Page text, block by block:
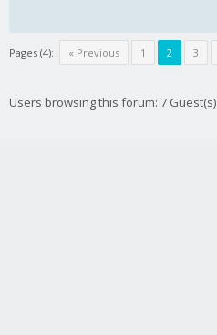
Pages (4): « Previous 1 2 3
Users browsing this forum: 7 Guest(s)